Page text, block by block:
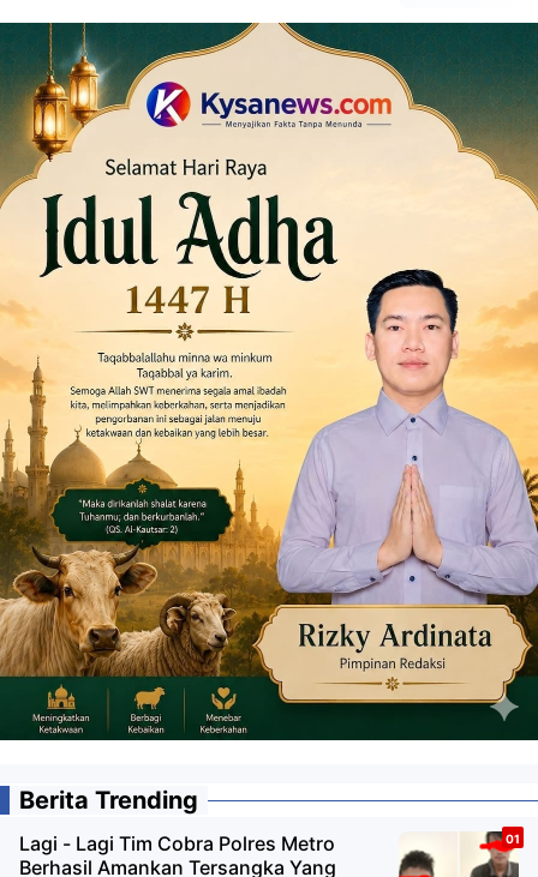
Berita Trending
Lagi - Lagi Tim Cobra Polres Metro
Berhasil Amankan Tersangka Yang